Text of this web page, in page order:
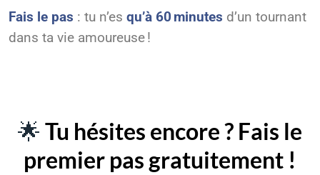
Fais le pas : tu n’es qu’à 60 minutes d’un tournant
dans ta vie amoureuse !
🌟 Tu hésites encore ? Fais le
premier pas gratuitement !